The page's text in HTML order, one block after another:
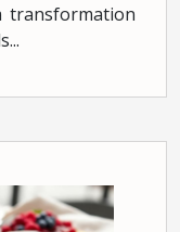
transformation